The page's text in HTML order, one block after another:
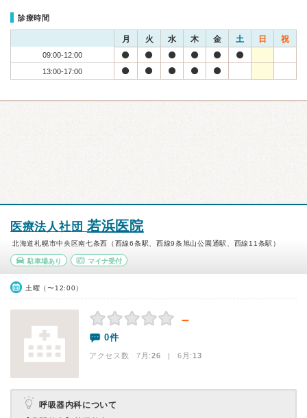
診療時間
月 火 水 木 金 土 日 祝
09:00-12:00
13:00-17:00
医療法人社団 若浜医院
北海道札幌市中央区南七条西（西線6条駅、西線9条旭山公園通駅、西線11条駅）
駐車場あり マイナ受付
土曜（〜12:00）
－
0件
アクセス数 7月:26 | 6月:13
呼吸器内科について